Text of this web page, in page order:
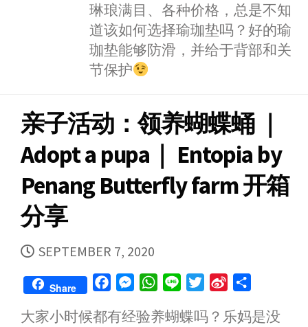
琳琅满目、各种价格，总是不知
道该如何选择瑜珈垫吗？好的瑜
珈垫能够防滑，并给于背部和关
节保护
亲子活动：领养蝴蝶蛹 ｜
Adopt a pupa｜ Entopia by
Penang Butterfly farm 开箱
分享
PUBLISHED
DATE
SEPTEMBER 7, 2020
Share
c
s
W
a
n
i
n
a
大家小时候都有经验养蝴蝶吗？乐妈是没